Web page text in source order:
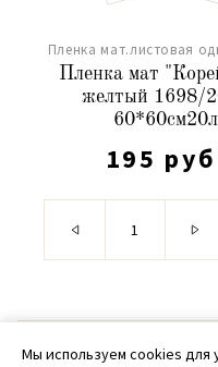
Пленка мат.листовая
Пленка мат
желтый 1698/
60*60см20л
195
© 2020
Мы используем cookies для